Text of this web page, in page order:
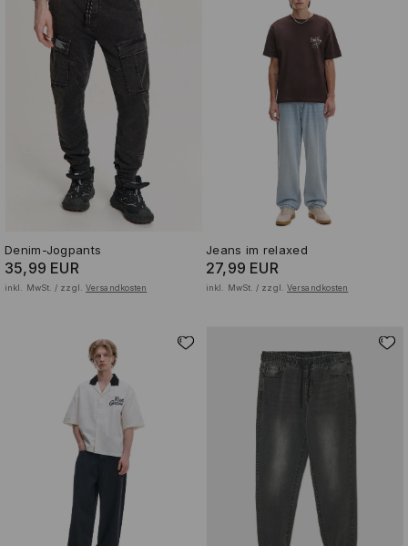
Denim-Jogpants
35,99 EUR
inkl. MwSt. / zzgl. Versandkosten
Jeans im relaxed
27,99 EUR
inkl. MwSt. / zzgl. Versandkosten